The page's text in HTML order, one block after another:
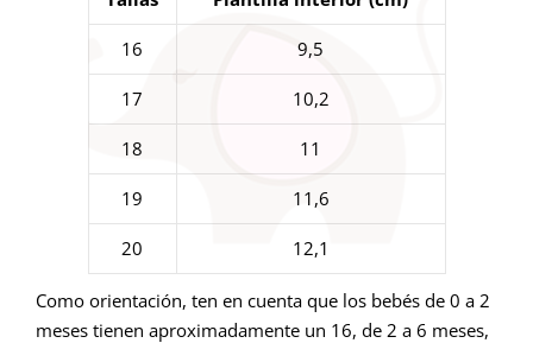
16 9,5
17 10,2
18 11
19 11,6
20 12,1
Como orientación, ten en cuenta que los bebés de 0 a 2
meses tienen aproximadamente un 16, de 2 a 6 meses,